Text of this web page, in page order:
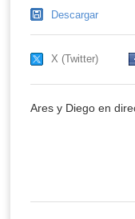
Descargar
X (Twitter)
Ares y Diego en